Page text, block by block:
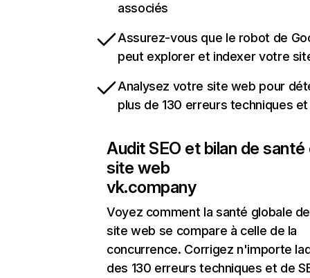
associés
Assurez-vous que le robot de
peut explorer et indexer votre
Analysez votre site web pour
plus de 130 erreurs techniques et
Audit SEO et bilan de santé
site web
vk.company
Voyez comment la santé globale
site web se compare à celle de la
concurrence. Corrigez n'importe
des 130 erreurs techniques et de